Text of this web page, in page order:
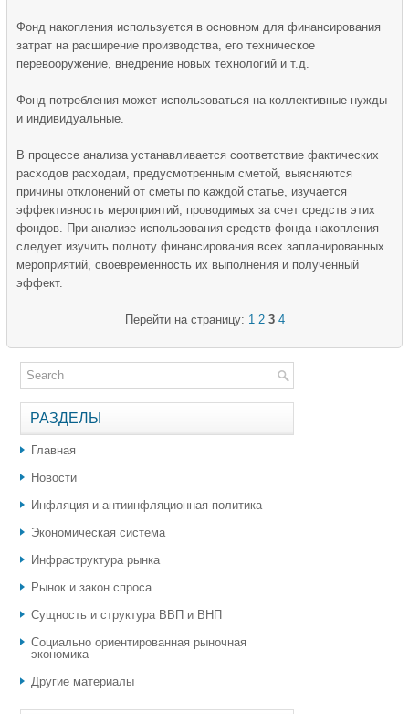
Фонд накопления используется в основном для финансирования
затрат на расширение производства, его техническое
перевооружение, внедрение новых технологий и т.д.
Фонд потребления может использоваться на коллективные нужды
и индивидуальные.
В процессе анализа устанавливается соответствие фактических
расходов расходам, предусмотренным сметой, выясняются
причины отклонений от сметы по каждой статье, изучается
эффективность мероприятий, проводимых за счет средств этих
фондов. При анализе использования средств фонда накопления
следует изучить полноту финансирования всех запланированных
мероприятий, своевременность их выполнения и полученный
эффект.
Перейти на страницу: 1 2 3 4
РАЗДЕЛЫ
Главная
Новости
Инфляция и антиинфляционная политика
Экономическая система
Инфраструктура рынка
Рынок и закон спроса
Сущность и структура ВВП и ВНП
Социально ориентированная рыночная
экономика
Другие материалы